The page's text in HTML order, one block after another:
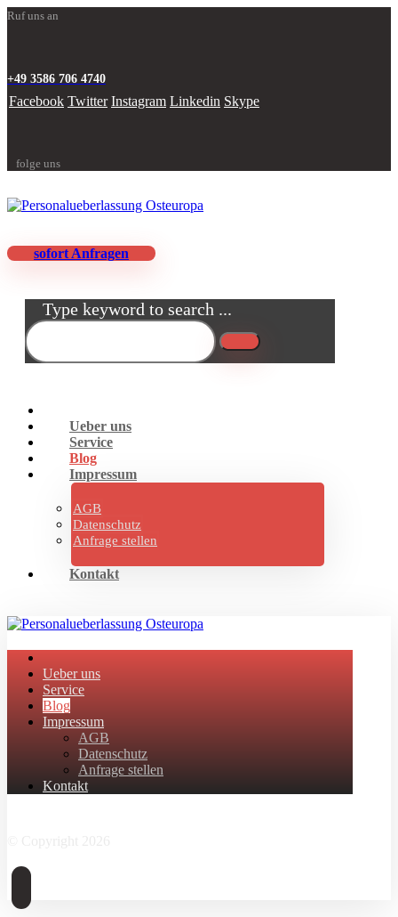
Ruf uns an
+49 3586 706 4740
Facebook Twitter Instagram Linkedin Skype
folge uns
sofort Anfragen
Type keyword to search ...
Ueber uns
Service
Blog
Impressum
AGB
Datenschutz
Anfrage stellen
Kontakt
Ueber uns
Service
Blog
Impressum
AGB
Datenschutz
Anfrage stellen
Kontakt